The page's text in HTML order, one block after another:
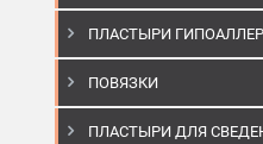
ПЛАСТЫРИ
ПОВЯЗКИ
ПЛАСТЫРИ ДЛЯ